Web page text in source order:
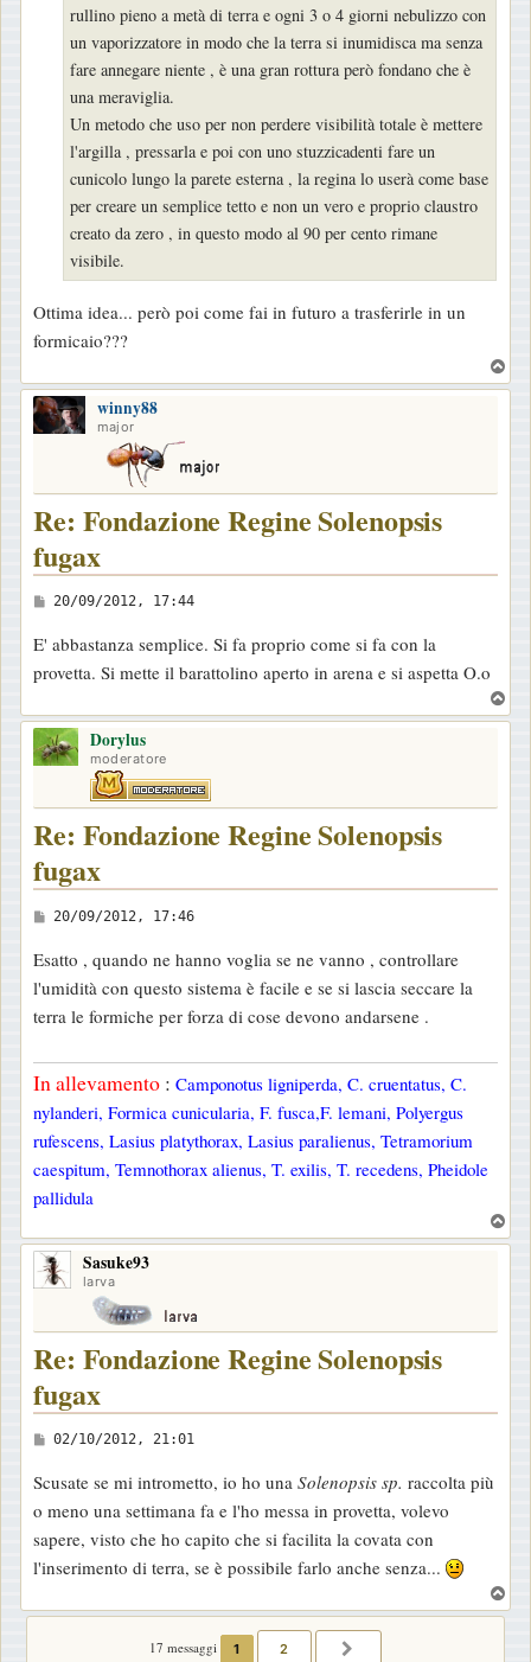
rullino pieno a metà di terra e ogni 3 o 4 giorni nebulizzo con
un vaporizzatore in modo che la terra si inumidisca ma senza
fare annegare niente , è una gran rottura però fondano che è
una meraviglia.
Un metodo che uso per non perdere visibilità totale è mettere
l'argilla , pressarla e poi con uno stuzzicadenti fare un
cunicolo lungo la parete esterna , la regina lo userà come base
per creare un semplice tetto e non un vero e proprio claustro
creato da zero , in questo modo al 90 per cento rimane
visibile.
Ottima idea... però poi come fai in futuro a trasferirle in un
formicaio???
o
winny88
major
Re: Fondazione Regine Solenopsis
fugax
M
s
s
a
g
g
o
20/09/2012, 17:44
E' abbastanza semplice. Si fa proprio come si fa con la
provetta. Si mette il barattolino aperto in arena e si aspetta O.o
o
Dorylus
moderatore
Re: Fondazione Regine Solenopsis
fugax
M
s
s
a
g
i
o
20/09/2012, 17:46
Esatto , quando ne hanno voglia se ne vanno , controllare
l'umidità con questo sistema è facile e se si lascia seccare la
terra le formiche per forza di cose devono andarsene .
In allevamento : Camponotus ligniperda, C. cruentatus, C.
nylanderi, Formica cunicularia, F. fusca,F. lemani, Polyergus
rufescens, Lasius platythorax, Lasius paralienus, Tetramorium
caespitum, Temnothorax alienus, T. exilis, T. recedens, Pheidole
pallidula
o
Sasuke93
larva
Re: Fondazione Regine Solenopsis
fugax
M
s
s
a
g
g
02/10/2012, 21:01
Scusate se mi intrometto, io ho una Solenopsis sp. raccolta più
o meno una settimana fa e l'ho messa in provetta, volevo
sapere, visto che ho capito che si facilita la covata con
l'inserimento di terra, se è possibile farlo anche senza...
o
17 messaggi 1 2